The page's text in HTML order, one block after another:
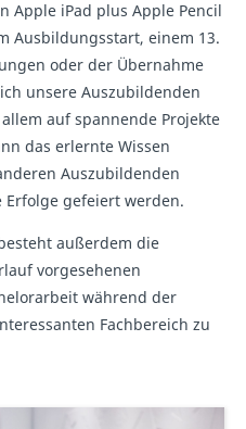
Apple iPad plus Apple Pencil
Ausbildungsstart, einem 13.
oder der Übernahme
unsere Auszubildenden
auf spannende Projekte
das erlernte Wissen
Auszubildenden
gefeiert werden.
außerdem die
vorgesehenen
während der
Fachbereich zu